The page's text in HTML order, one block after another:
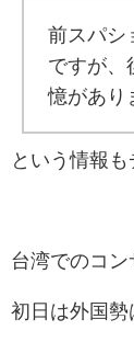
前スパシ
ですが、
憶があり
という情報も
台湾でのコ
初日は外国勢